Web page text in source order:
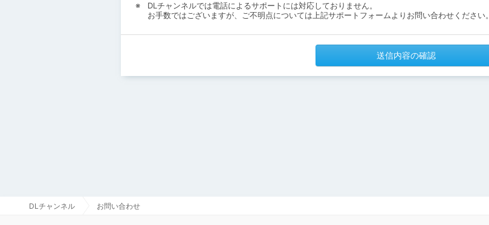
DLチャンネルでは電話によるサポートには対応しておりません。
お手数ではございますが、ご不明点については上記サポートフォームよりお問い合わせください。
送信内容の確認
DLチャンネル お問い合わせ